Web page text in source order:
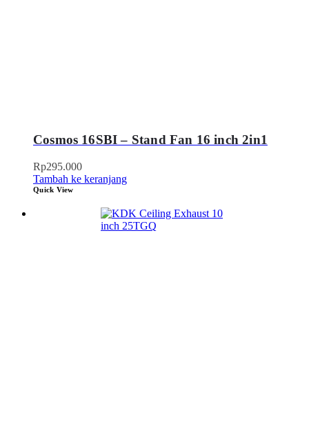
Cosmos 16SBI – Stand Fan 16 inch 2in1
Rp295.000
Tambah ke keranjang
Quick View